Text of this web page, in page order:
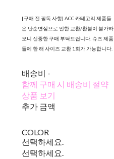
[구매 전 필독 사항] ACC 카테고리 제품들
은 단순변심으로 인한 교환/환불이 불가하
오니 신중한 구매 부탁드립니다. 슈즈 제품
들에 한 해 사이즈 교환 1회가 가능합니다.
배송비 -
함께 구매 시 배송비 절약
상품 보기
추가 금액
COLOR
선택하세요.
선택하세요.